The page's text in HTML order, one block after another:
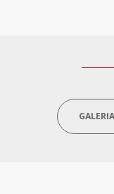
GALERIA